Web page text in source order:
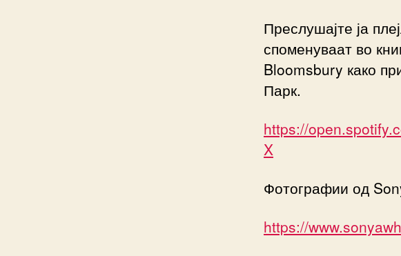
Преслушајте ја
споменуваат во
Bloomsbury како
Парк.
https://
X
Фотографии од
https://